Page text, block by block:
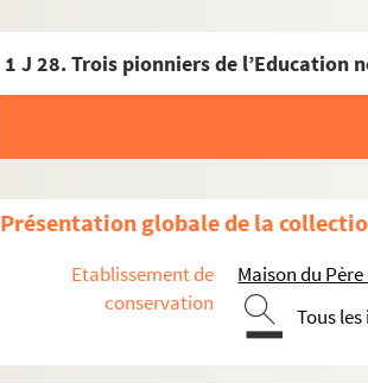
Présentation globale de la
Etablissement de
conservation
Maison du
Tous